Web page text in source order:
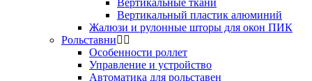
Вертикальные ткани
Вертикальный пластик алюминий
Жалюзи и рулонные шторы для окон ПИК
Рольставни
Особенности роллет
Управление и устройство
Автоматика для рольставен